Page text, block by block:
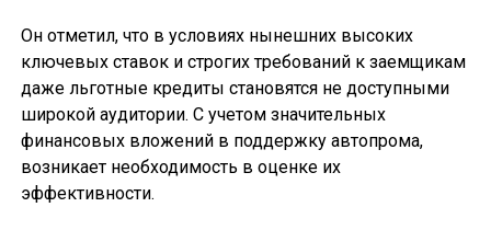
Он отметил, что в условиях нынешних высоких
ключевых ставок и строгих требований к заемщикам
даже льготные кредиты становятся не доступными
широкой аудитории. С учетом значительных
финансовых вложений в поддержку автопрома,
возникает необходимость в оценке их
эффективности.